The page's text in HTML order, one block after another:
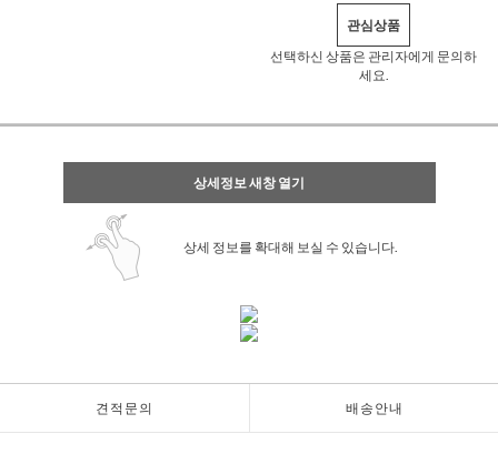
관심상품
선택하신 상품은 관리자에게 문의하
세요.
상세정보 새창 열기
상세 정보를 확대해 보실 수 있습니다.
견적문의 배송안내